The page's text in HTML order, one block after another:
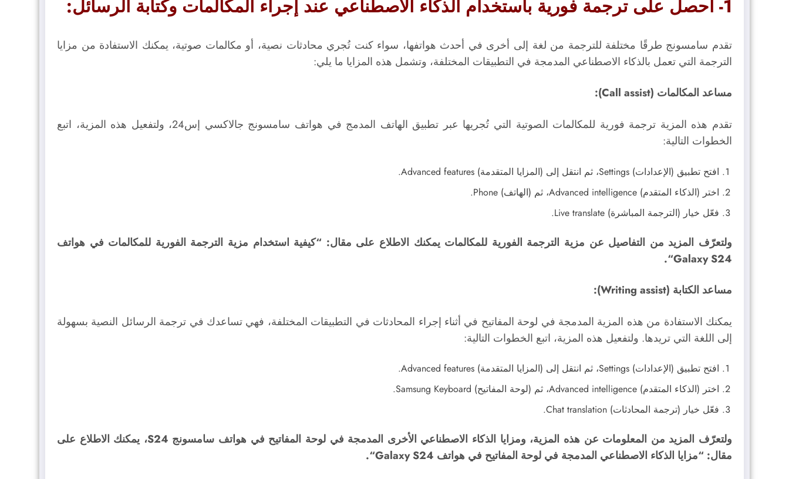
1- احصل على ترجمة فورية باستخدام الذكاء الاصطناعي عند إجراء المكالمات وكتابة الرسائل:
تقدم سامسونج طرقًا مختلفة للترجمة من لغة إلى أخرى في أحدث هواتفها، سواء كنت تُجري محادثات نصية، أو مكالمات صوتية، يمكنك الاستفادة من مزايا
الترجمة التي تعمل بالذكاء الاصطناعي المدمجة في التطبيقات المختلفة، وتشمل هذه المزايا ما يلي:
مساعد المكالمات (Call assist):
تقدم هذه المزية ترجمة فورية للمكالمات الصوتية التي تُجريها عبر تطبيق الهاتف المدمج في هواتف سامسونج جالاكسي إس24، ولتفعيل هذه المزية، اتبع
الخطوات التالية:
افتح تطبيق (الإعدادات) Settings، ثم انتقل إلى (المزايا المتقدمة) Advanced features.
اختر (الذكاء المتقدم) Advanced intelligence، ثم (الهاتف) Phone.
فعّل خيار (الترجمة المباشرة) Live translate.
ولتعرّف المزيد من التفاصيل عن مزية الترجمة الفورية للمكالمات يمكنك الاطلاع على مقال: “كيفية استخدام مزية الترجمة الفورية للمكالمات في هواتف
Galaxy S24“.
مساعد الكتابة (Writing assist):
يمكنك الاستفادة من هذه المزية المدمجة في لوحة المفاتيح في أثناء إجراء المحادثات في التطبيقات المختلفة، فهي تساعدك في ترجمة الرسائل النصية بسهولة
إلى اللغة التي تريدها. ولتفعيل هذه المزية، اتبع الخطوات التالية:
افتح تطبيق (الإعدادات) Settings، ثم انتقل إلى (المزايا المتقدمة) Advanced features.
اختر (الذكاء المتقدم) Advanced intelligence، ثم (لوحة المفاتيح) Samsung Keyboard.
فعّل خيار (ترجمة المحادثات) Chat translation.
ولتعرّف المزيد من المعلومات عن هذه المزية، ومزايا الذكاء الاصطناعي الأخرى المدمجة في لوحة المفاتيح في هواتف سامسونج S24، يمكنك الاطلاع على
مقال: “مزايا الذكاء الاصطناعي المدمجة في لوحة المفاتيح في هواتف Galaxy S24“.